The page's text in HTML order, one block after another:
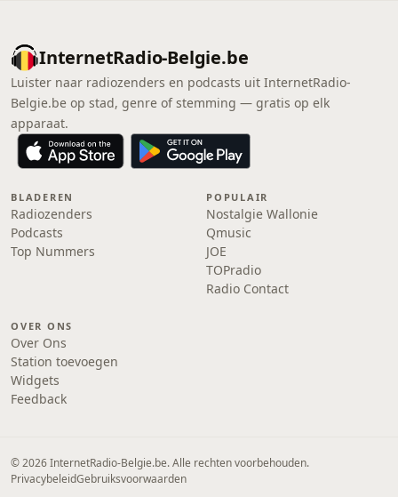
InternetRadio-Belgie.be
Luister naar radiozenders en podcasts uit InternetRadio-
Belgie.be op stad, genre of stemming — gratis op elk
apparaat.
BLADEREN
Radiozenders
Podcasts
Top Nummers
POPULAIR
Nostalgie Wallonie
Qmusic
JOE
TOPradio
Radio Contact
OVER ONS
Over Ons
Station toevoegen
Widgets
Feedback
© 2026 InternetRadio-Belgie.be. Alle rechten voorbehouden.
PrivacybeleidGebruiksvoorwaarden